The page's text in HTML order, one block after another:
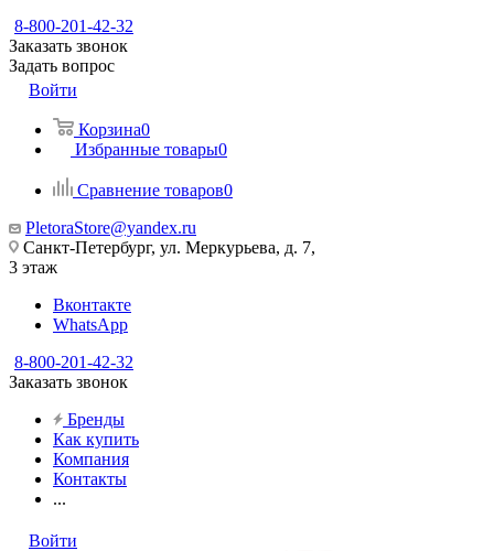
8-800-201-42-32
Заказать звонок
Задать вопрос
Войти
Корзина0
Избранные товары0
Сравнение товаров0
PletoraStore@yandex.ru
Санкт-Петербург, ул. Меркурьева, д. 7,
3 этаж
Вконтакте
WhatsApp
8-800-201-42-32
Заказать звонок
Бренды
Как купить
Компания
Контакты
...
Войти